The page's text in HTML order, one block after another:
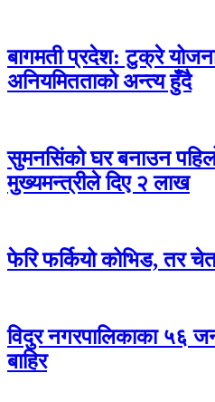
बागमती प्रदेश: टुक्रे
अनियमितताको अन्त्य हुँदै
सुमनसिंको घर बनाउन
मुख्यमन्त्रीले दिए २ लाख
फेरि फर्कियो कोभिड, तर
विदुर नगरपालिकाका ५६
बाहिर